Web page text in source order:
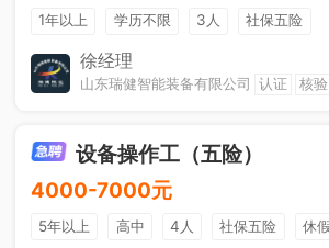
1年以上 学历不限 3人
社保五险
节日福利
奖励计划
徐经理
山东瑞健智能装备有限公司 认证 核验
设备操作工（五险）
4000-7000元
5年以上 高中 4人 社保五险
休